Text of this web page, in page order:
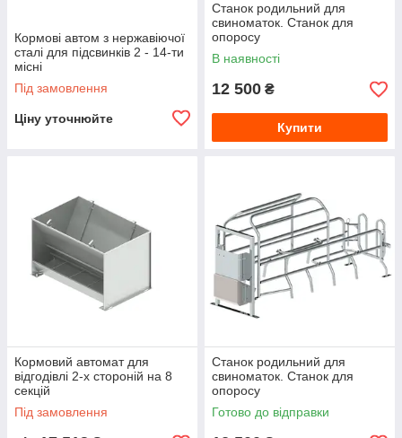
Кормові автом з нержавіючої
сталі для підсвинків 2 - 14-ти
місні
Під замовлення
Ціну уточнюйте
Станок родильний для
свиноматок. Станок для
опоросу
В наявності
12 500 ₴
Купити
Кормовий автомат для
відгодівлі 2-х стороній на 8
секцій
Під замовлення
Станок родильний для
свиноматок. Станок для
опоросу
Готово до відправки